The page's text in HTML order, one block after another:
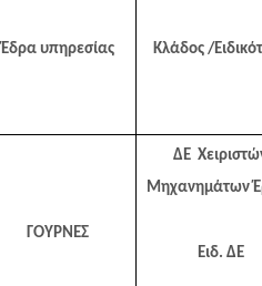
Έδρα υπηρεσίας Κλάδος /
ΓΟΥΡΝΕΣ
ΔΕ
Μηχανημάτων
Ειδ. ΔΕ